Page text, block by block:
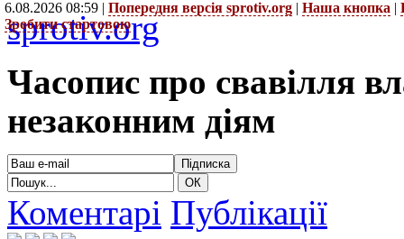
6.08.2026 08:59 | Попередня версія sprotiv.org | Наша кнопка |
Зробити стартовою
sprotiv.org
Часопис про свавілля
незаконним діям
Коментарі Публікації